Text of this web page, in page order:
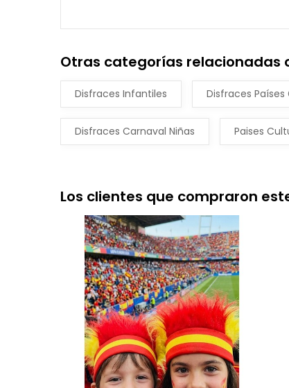
Otras categorías relacionadas
Disfraces Infantiles Disfraces
Disfraces Carnaval Niñas Paises
Los clientes que compraron